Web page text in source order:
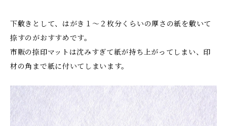
下敷きとして、はがき１〜２枚分くらいの厚さの紙を敷いて
捺すのがおすすめです。
市販の捺印マットは沈みすぎて紙が持ち上がってしまい、印
材の角まで紙に付いてしまいます。